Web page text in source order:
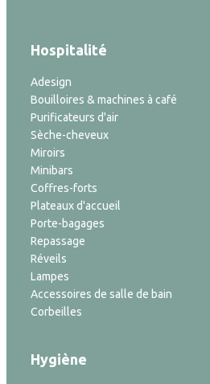
Hospitalité
Adesign
Bouilloires & machines à café
Purificateurs d'air
Sèche-cheveux
Miroirs
Minibars
Coffres-forts
Plateaux d'accueil
Porte-bagages
Repassage
Réveils
Lampes
Accessoires de salle de bain
Corbeilles
Hygiène